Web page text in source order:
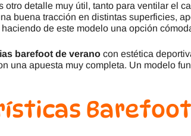
otro detalle muy útil, tanto para ventilar el
buena tracción en distintas superficies,
de este modelo una opción
barefoot de verano con estética
una apuesta muy completa. Un modelo
Barefoot